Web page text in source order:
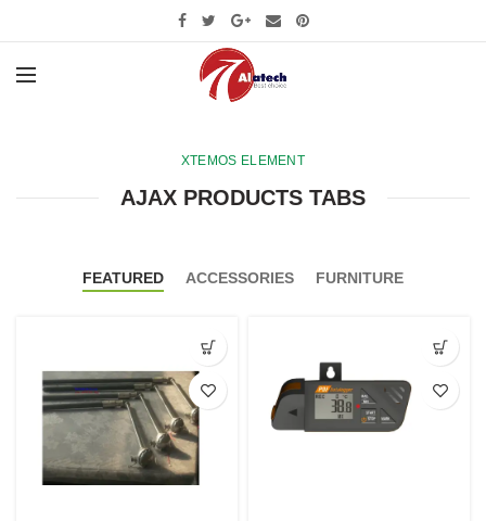
XTEMOS ELEMENT
AJAX PRODUCTS TABS
FEATURED ACCESSORIES FURNITURE